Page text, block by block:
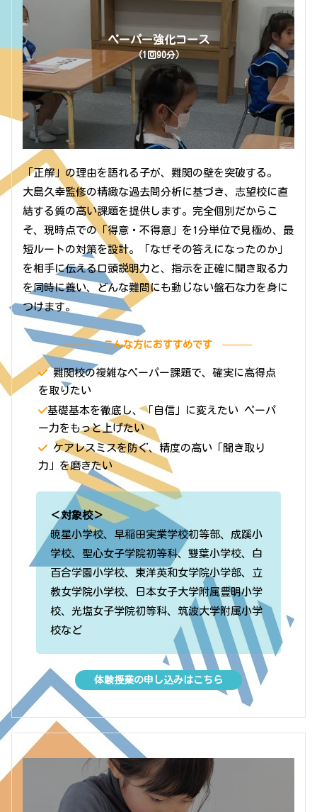
ペーパー強化コース
（1回90分）
「正解」の理由を語れる子が、難関の壁を突破する。
大島久幸監修の精緻な過去問分析に基づき、志望校に直
結する質の高い課題を提供します。完全個別だからこ
そ、現時点での「得意・不得意」を1分単位で見極め、最
短ルートの対策を設計。「なぜその答えになったのか」
を相手に伝える口頭説明力と、指示を正確に聞き取る力
を同時に養い、どんな難問にも動じない盤石な力を身に
つけます。
こんな方におすすめです
難関校の複雑なペーパー課題で、確実に高得点
を取りたい
基礎基本を徹底し、「自信」に変えたい ペーパ
ー力をもっと上げたい
ケアレスミスを防ぐ、精度の高い「聞き取り
力」を磨きたい
＜対象校＞
暁星小学校、早稲田実業学校初等部、成蹊小
学校、聖心女子学院初等科、雙葉小学校、白
百合学園小学校、東洋英和女学院小学部、立
教女学院小学校、日本女子大学附属豊明小学
校、光塩女子学院初等科、筑波大学附属小学
校など
体験授業の申し込みはこちら